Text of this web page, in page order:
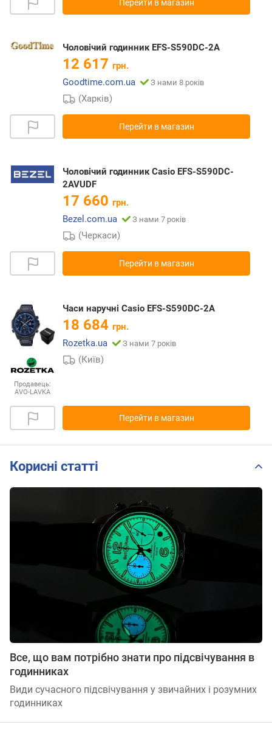
Перейти в магазин
Чоловічий годинник EFS-S590DC-2A
12 617 грн.
Goodtime.com.ua
З нами 8 років
(Харків)
Перейти в магазин
Чоловічий годинник Casio EFS-S590DC-
2AVUDF
17 660 грн.
Bezel.com.ua
З нами 7 років
(Черкаси)
Перейти в магазин
Продавець:
AVO-LAVKA
Часи наручні Casio EFS-S590DC-2A
18 684 грн.
Rozetka.ua
З нами 7 років
(Київ)
Перейти в магазин
Корисні статті
Все, що вам потрібно знати про підсвічування в
годинниках
Види сучасного підсвічування у звичайних і розумних
годинниках